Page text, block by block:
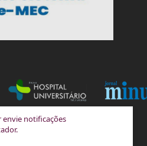
notificações